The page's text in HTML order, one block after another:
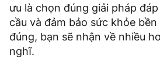
ưu là chọn đúng giải pháp
cầu và đảm bảo sức khỏe
đúng, bạn sẽ nhận về nhiều
nghĩ.